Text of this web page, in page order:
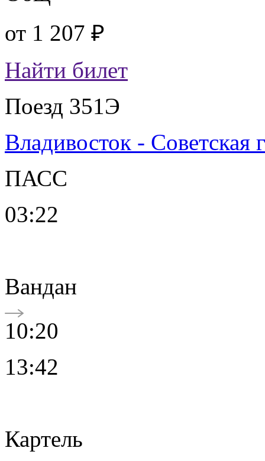
от 1 207 ₽
Найти билет
Поезд 351Э
Владивосток - Советская
ПАСС
03:22
Вандан
10:20
13:42
Картель